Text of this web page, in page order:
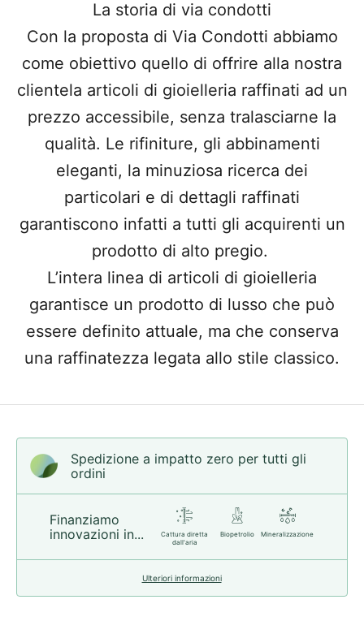
La storia di via condotti
Con la proposta di Via Condotti abbiamo
come obiettivo quello di offrire alla nostra
clientela articoli di gioielleria raffinati ad un
prezzo accessibile, senza tralasciarne la
qualità. Le rifiniture, gli abbinamenti
eleganti, la minuziosa ricerca dei
particolari e di dettagli raffinati
garantiscono infatti a tutti gli acquirenti un
prodotto di alto pregio.
L’intera linea di articoli di gioielleria
garantisce un prodotto di lusso che può
essere definito attuale, ma che conserva
una raffinatezza legata allo stile classico.
Spedizione a impatto zero per tutti gli
ordini
Finanziamo
innovazioni in...
Cattura diretta
dall'aria
Biopetrolio Mineralizzazione
Ulteriori informazioni